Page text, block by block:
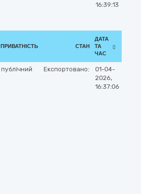
16:39:13
ПРИВАТНІСТЬ СТАН
ДАТА
ТА
ЧАС
публічний Експортовано:
01-04-
2026,
16:37:06